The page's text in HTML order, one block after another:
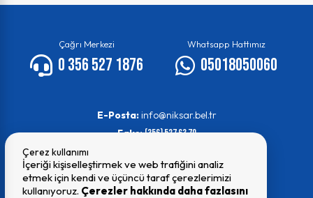
Çağrı Merkezi
0 356 527 1876
Whatsapp Hattımız
05018050060
E-Posta: info@niksar.bel.tr
Faks:(356) 527 63 70
Çerez kullanımı
İçeriği kişiselleştirmek ve web trafiğini analiz
etmek için kendi ve üçüncü taraf çerezlerimizi
kullanıyoruz. Çerezler hakkında daha fazlasını